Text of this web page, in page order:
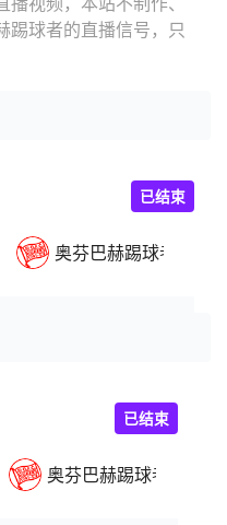
踢球者的直播信号，只
奥芬巴赫踢球者
已结束
奥芬巴赫踢球者
已结束